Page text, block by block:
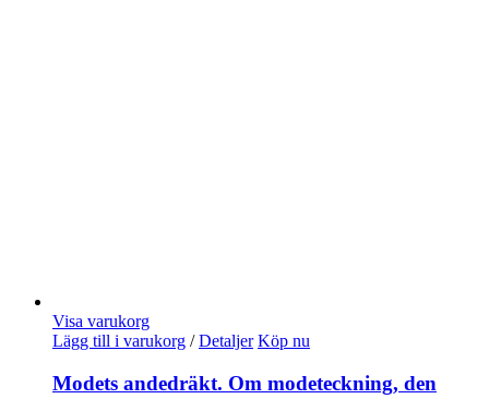
Visa varukorg
Lägg till i varukorg / Detaljer Köp nu
Modets andedräkt. Om modeteckning, den